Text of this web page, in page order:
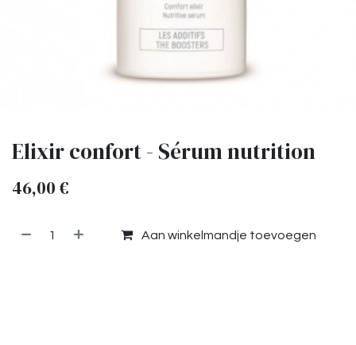
Elixir confort - Sérum nutrition
46,00 €
Aan winkelmandje toevoegen